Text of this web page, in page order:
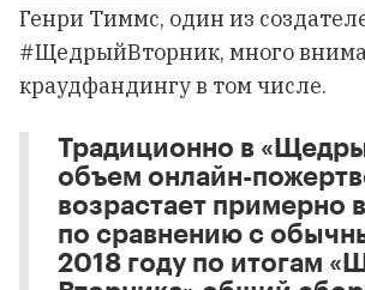
Генри Тиммс, один из
#ЩедрыйВторник, много
краудфандингу в том числе.
Традиционно в
объем онлайн-
возрастает примерно
по сравнению с
2018 году по итогам